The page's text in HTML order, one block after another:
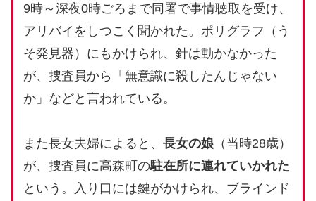
9時～深夜0時ごろまで同署で事情聴取を受け、
アリバイをしつこく聞かれた。ポリグラフ（う
そ発見器）にもかけられ、針は動かなかった
が、捜査員から「無意識に殺したんじゃない
か」などと言われている。
また長女夫婦によると、長女の娘 （当時28歳）
が、捜査員に高森町の駐在所に連れていかれた
という。入り口には鍵がかけられ、ブラインド